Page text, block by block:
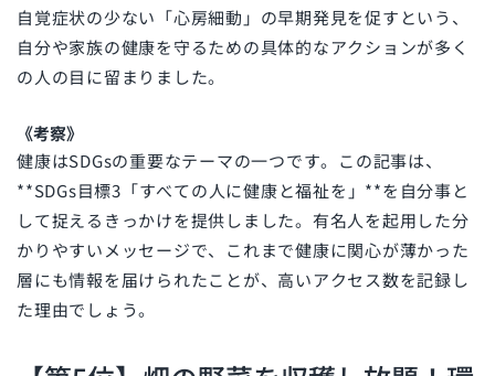
自覚症状の少ない「心房細動」の早期発見を促すという、
自分や家族の健康を守るための具体的なアクションが多く
の人の目に留まりました。
《考察》
健康はSDGsの重要なテーマの一つです。この記事は、
**SDGs目標3「すべての人に健康と福祉を」**を自分事と
して捉えるきっかけを提供しました。有名人を起用した分
かりやすいメッセージで、これまで健康に関心が薄かった
層にも情報を届けられたことが、高いアクセス数を記録し
た理由でしょう。